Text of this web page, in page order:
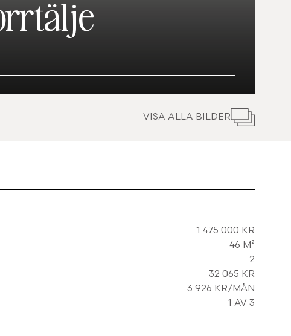
VISA ALLA BILDER
1 475 000 KR
46 M²
2
32 065 KR
3 926 KR/MÅN
1 AV 3